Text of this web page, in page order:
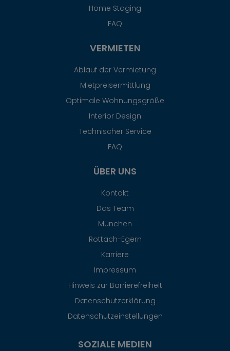
Home Staging
FAQ
VERMIETEN
Ablauf der Vermietung
Mietpreisermittlung
Optimale Wohnungsgröße
Interior Design
Technischer Service
FAQ
ÜBER UNS
Kontakt
Das Team
München
Rottach-Egern
Karriere
Impressum
Hinweis zur Barrierefreiheit
Datenschutzerklärung
Datenschutzeinstellungen
SOZIALE MEDIEN